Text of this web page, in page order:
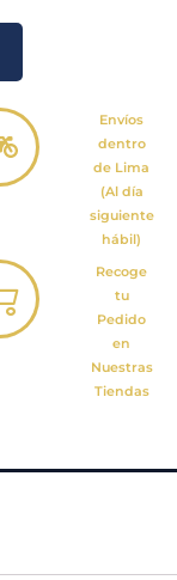
Envíos
dentro
de Lima
(Al día
siguiente
hábil)
Recoge
tu
Pedido
en
Nuestras
Tiendas